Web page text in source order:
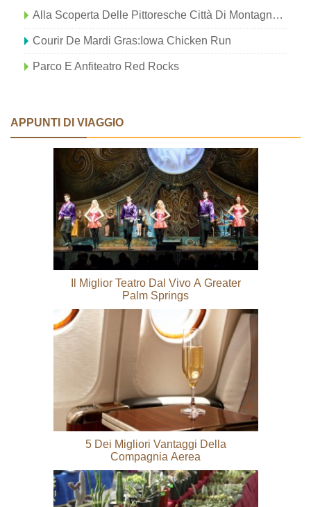
Alla Scoperta Delle Pittoresche Città Di Montagna Della Virginia
Courir De Mardi Gras:Iowa Chicken Run
Parco E Anfiteatro Red Rocks
APPUNTI DI VIAGGIO
Il Miglior Teatro Dal Vivo A Greater
Palm Springs
5 Dei Migliori Vantaggi Della
Compagnia Aerea